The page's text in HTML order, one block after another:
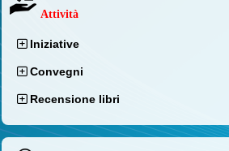
Attività
Iniziative
Convegni
Recensione libri